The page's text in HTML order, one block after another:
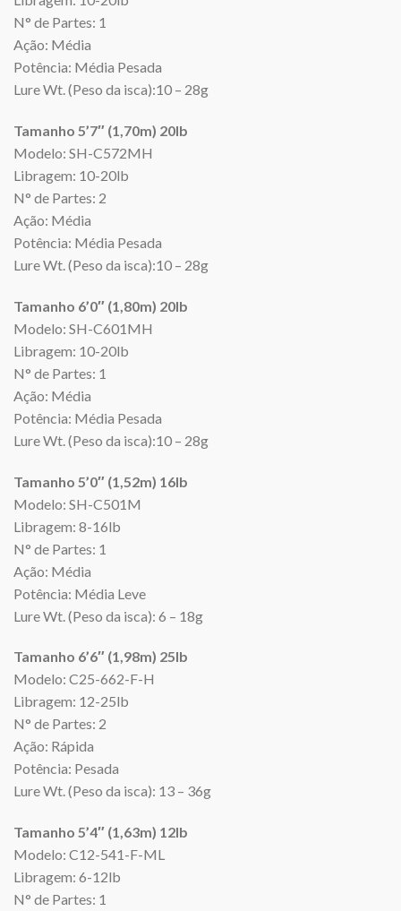
N° de Partes: 1
Ação: Média
Potência: Média Pesada
Lure Wt. (Peso da isca):10 – 28g
Tamanho 5’7″ (1,70m) 20lb
Modelo: SH-C572MH
Libragem: 10-20lb
N° de Partes: 2
Ação: Média
Potência: Média Pesada
Lure Wt. (Peso da isca):10 – 28g
Tamanho 6’0″ (1,80m) 20lb
Modelo: SH-C601MH
Libragem: 10-20lb
N° de Partes: 1
Ação: Média
Potência: Média Pesada
Lure Wt. (Peso da isca):10 – 28g
Tamanho 5’0″ (1,52m) 16lb
Modelo: SH-C501M
Libragem: 8-16lb
N° de Partes: 1
Ação: Média
Potência: Média Leve
Lure Wt. (Peso da isca): 6 – 18g
Tamanho 6’6″ (1,98m) 25lb
Modelo: C25-662-F-H
Libragem: 12-25lb
N° de Partes: 2
Ação: Rápida
Potência: Pesada
Lure Wt. (Peso da isca): 13 – 36g
Tamanho 5’4″ (1,63m) 12lb
Modelo: C12-541-F-ML
Libragem: 6-12lb
N° de Partes: 1